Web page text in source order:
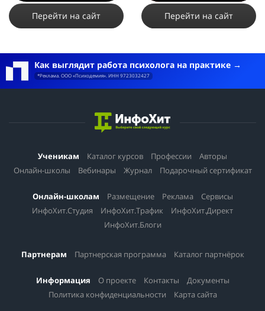
Перейти на сайт Перейти на сайт
Как выглядит работа психолога на практике
*Реклама. ООО «Психодемия». ИНН 9723032427
Ученикам Каталог курсов Профессии
Авторы
Онлайн-школы
Вебинары Журнал Подарочный сертификат
Онлайн-школам Размещение Реклама
Сервисы
ИнфоХит.Студия
ИнфоХит.Трафик
ИнфоХит.Директ
ИнфоХит.Блоги
Партнерам Партнерская программа Каталог партнёрок
Информация О проекте Контакты
Документы
Политика конфиденциальности
Карта сайта